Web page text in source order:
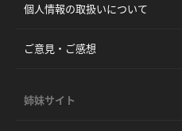
個人情報の取扱いについて
ご意見・ご感想
姉妹サイト